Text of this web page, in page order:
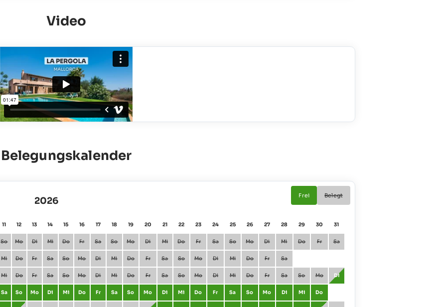
Video
Belegungskalender
Frei Belegt
2026
11 12 13 14 15 16 17 18 19 20 21 22 23 24 25 26 27 28 29 30 31
So Mo Di Mi Do Fr Sa So Mo Di Mi Do Fr Sa So Mo Di Mi Do Fr Sa
Mi Do Fr Sa So Mo Di Mi Do Fr Sa So Mo Di Mi Do Fr Sa
Mi Do Fr Sa So Mo Di Mi Do Fr Sa So Mo Di Mi Do Fr Sa So Mo Di
Sa So Mo Di Mi Do Fr Sa So Mo Di Mi Do Fr Sa So Mo Di Mi Do